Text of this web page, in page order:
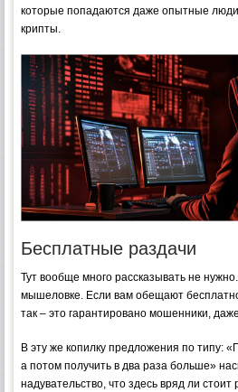
которые попадаются даже опытные
крипты.
Бесплатные раздачи
Тут вообще много рассказывать не
мышеловке. Если вам обещают
так – это гарантировано мошенники,
В эту же копилку предложения по типу:
а потом получить в два раза больше»
надувательство, что здесь вряд ли